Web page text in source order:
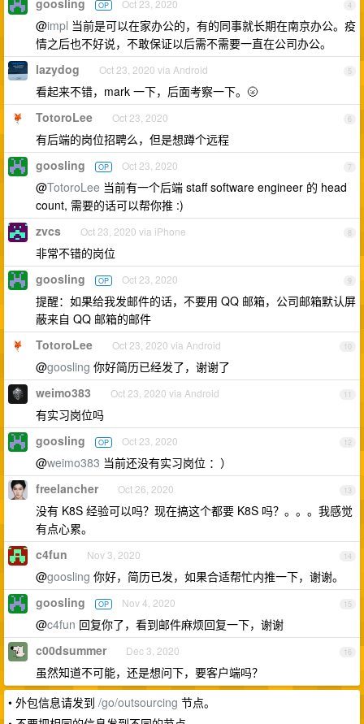
4
goosling OP Oct 23, 2020
@impl 当前是可以在家办公的，有的同事就长期在南京办公。疫
情之后也不好说，不敢保证以后需不需要一直在公司办公。
5
lazydog Oct 23, 2020 via Android
看起来不错，mark 一下，后面考察一下。🌝
6
TotoroLee Oct 23, 2020
有后端的岗位招聘么，但是想蹲个远程
7
goosling OP Oct 23, 2020
@TotoroLee 当前有一个后端 staff software engineer 的 head
count, 需要的话可以帮你推 :)
8
zvcs Oct 23, 2020 via iPhone
非常不错的岗位
9
goosling OP Oct 23, 2020
提醒：如果给我发邮件的话，不要用 QQ 邮箱，公司邮箱默认屏
蔽来自 QQ 邮箱的邮件
10
TotoroLee Oct 23, 2020 via Android
@goosling 你好简历已经发了，谢谢了
11
weimo383 Oct 23, 2020 via Android
有实习岗位吗
12
goosling OP Oct 23, 2020
@weimo383 当前还没有实习岗位 ：）
13
freelancher Oct 26, 2020
没有 K8S 经验可以吗？现在搞这个都要 K8S 吗？。。。我感觉
有点心累。
14
c4fun Nov 3, 2020
@goosling 你好，简历已发，如果合适帮忙内推一下，谢谢。
15
goosling OP Nov 4, 2020
@c4fun 回复你了，看到邮件麻烦回复一下，谢谢
16
c00dsummer Dec 3, 2020
虽然知道不可能，还是想问下，要客户端吗？
• 外包信息请发到 /go/outsourcing 节点。